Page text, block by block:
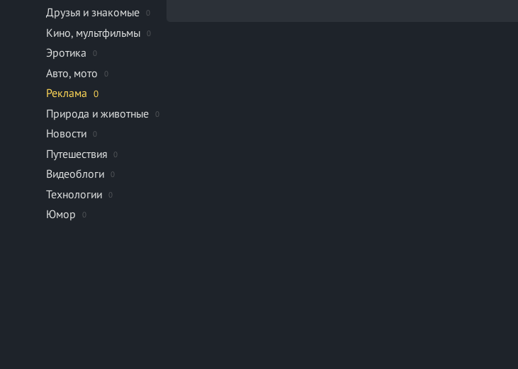
Друзья и знакомые 0
Кино, мультфильмы 0
Эротика 0
Авто, мото 0
Реклама 0
Природа и животные 0
Новости 0
Путешествия 0
Видеоблоги 0
Технологии 0
Юмор 0